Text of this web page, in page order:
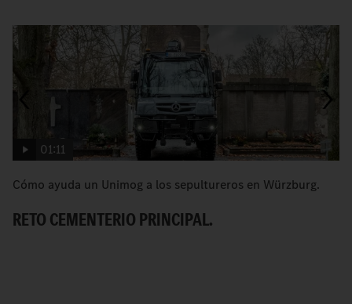
01:11
Cómo ayuda un Unimog a los sepultureros en Würzburg.
RETO CEMENTERIO PRINCIPAL.